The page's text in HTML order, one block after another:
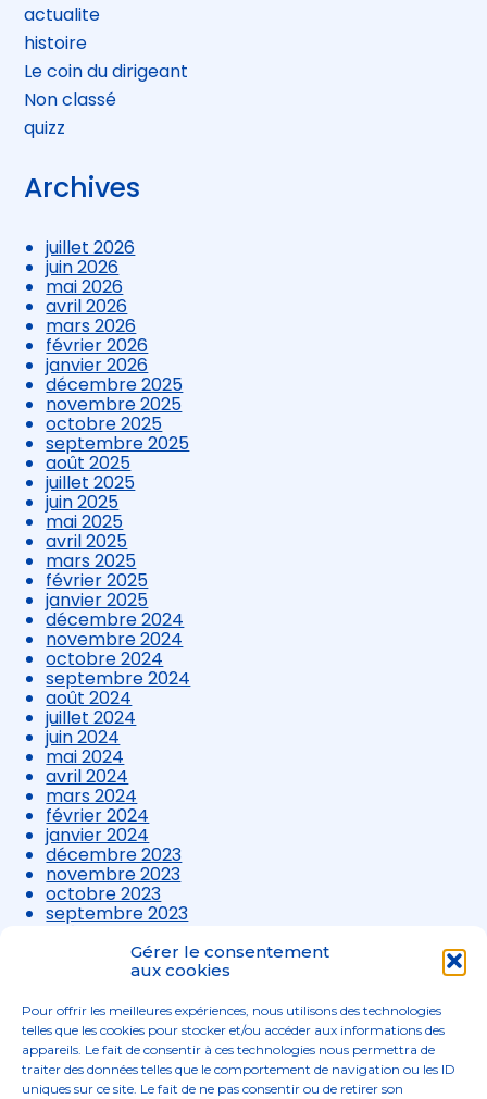
Gérer le consentement
aux cookies
Pour offrir les meilleures expériences, nous utilisons des technologies
telles que les cookies pour stocker et/ou accéder aux informations des
appareils. Le fait de consentir à ces technologies nous permettra de
traiter des données telles que le comportement de navigation ou les ID
uniques sur ce site. Le fait de ne pas consentir ou de retirer son
actualite
histoire
Le coin du dirigeant
Non classé
quizz
Archives
juillet 2026
juin 2026
mai 2026
avril 2026
mars 2026
février 2026
janvier 2026
décembre 2025
novembre 2025
octobre 2025
septembre 2025
août 2025
juillet 2025
juin 2025
mai 2025
avril 2025
mars 2025
février 2025
janvier 2025
décembre 2024
novembre 2024
octobre 2024
septembre 2024
août 2024
juillet 2024
juin 2024
mai 2024
avril 2024
mars 2024
février 2024
janvier 2024
décembre 2023
novembre 2023
octobre 2023
septembre 2023
août 2023
juillet 2023
avril 2023
mars 2023